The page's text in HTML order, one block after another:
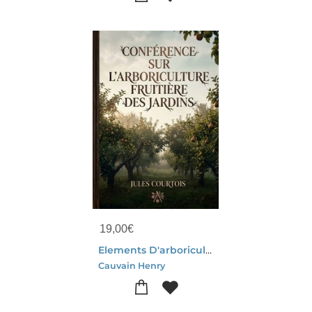
19,00€
Elements D'arboriculture Fruitiere : Un Guide Pratique Pour L'arboriculture Fruitiere, Destine Aux Instituteurs Et Eleves, Offrant Des Conseils Clairs Pour La Culture Des Arbres Fruitiers.
Cauvain Henry